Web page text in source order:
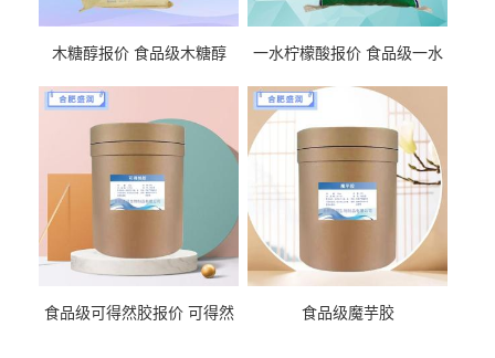
木糖醇报价 食品级木糖醇
一水柠檬酸报价 食品级一水
食品级可得然胶报价 可得然
食品级魔芋胶